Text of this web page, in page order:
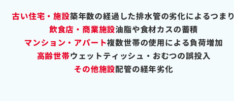
古い住宅・施設築年数の経過した排水管の劣化によるつまり
飲食店・商業施設油脂や食材カスの蓄積
マンション・アパート複数世帯の使用による負荷増加
高齢世帯ウェットティッシュ・おむつの誤投入
その他施設配管の経年劣化